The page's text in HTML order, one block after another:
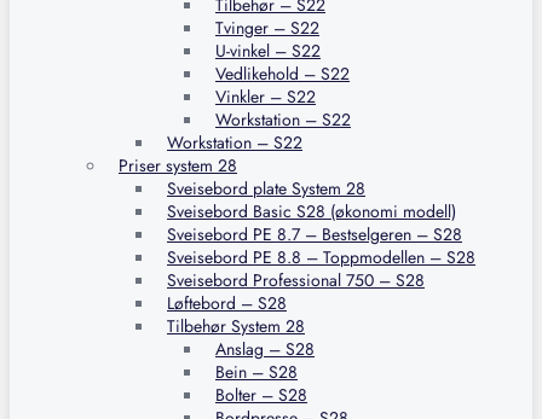
Tilbehør – S22
Tvinger – S22
U-vinkel – S22
Vedlikehold – S22
Vinkler – S22
Workstation – S22
Workstation – S22
Priser system 28
Sveisebord plate System 28
Sveisebord Basic S28 (økonomi modell)
Sveisebord PE 8.7 – Bestselgeren – S28
Sveisebord PE 8.8 – Toppmodellen – S28
Sveisebord Professional 750 – S28
Løftebord – S28
Tilbehør System 28
Anslag – S28
Bein – S28
Bolter – S28